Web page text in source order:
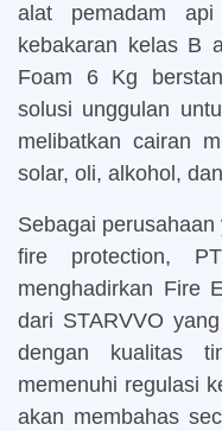
alat pemadam
kebakaran kelas B
Foam 6 Kg
solusi unggulan
melibatkan cairan
solar, oli, alkohol,
Sebagai
fire protection,
menghadirkan Fire
dari STARVVO
dengan kualitas
memenuhi regulasi
akan membahas